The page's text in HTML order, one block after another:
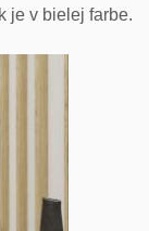
je v bielej farbe.